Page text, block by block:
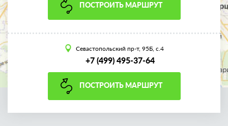
ПОСТРОИТЬ МАРШРУТ
Севастопольский пр-т, 95Б, с.4
+7 (499) 495-37-64
ПОСТРОИТЬ МАРШРУТ